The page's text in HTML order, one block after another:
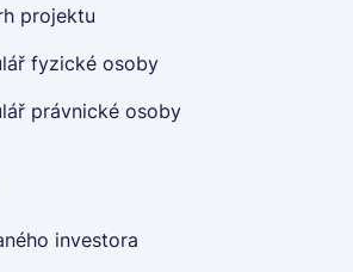
projektu
fyzické osoby
právnické osoby
investora